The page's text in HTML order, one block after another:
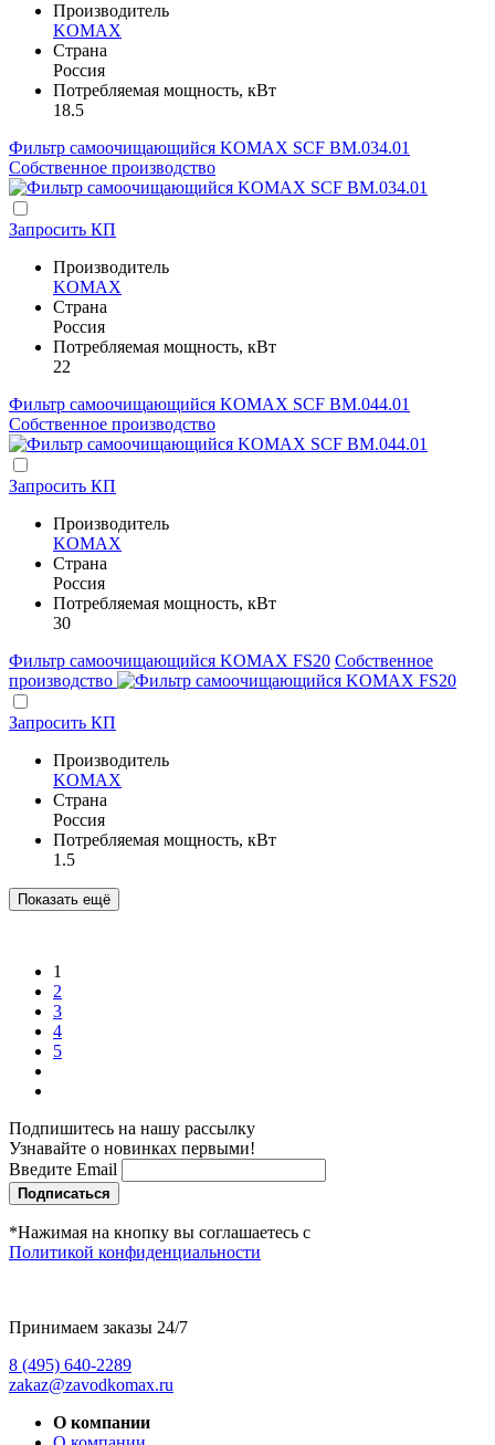
Производитель
KOMAX
Страна
Россия
Потребляемая мощность, кВт
18.5
Фильтр самоочищающийся KOMAX SCF BM.034.01
Собственное производство
Запросить КП
Производитель
KOMAX
Страна
Россия
Потребляемая мощность, кВт
22
Фильтр самоочищающийся KOMAX SCF BM.044.01
Собственное производство
Запросить КП
Производитель
KOMAX
Страна
Россия
Потребляемая мощность, кВт
30
Фильтр самоочищающийся KOMAX FS20 Собственное
производство
Запросить КП
Производитель
KOMAX
Страна
Россия
Потребляемая мощность, кВт
1.5
Показать ещё
1
2
3
4
5
Подпишитесь на нашу рассылку
Узнавайте о новинках первыми!
Введите Email
Подписаться
*Нажимая на кнопку вы соглашаетесь с
Политикой конфиденциальности
Принимаем заказы 24/7
8 (495) 640-2289
zakaz@zavodkomax.ru
О компании